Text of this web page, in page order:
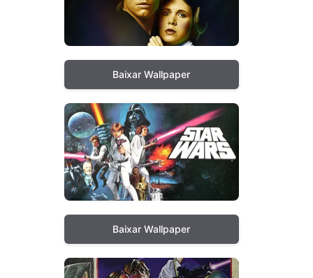
Baixar Wallpaper
Baixar Wallpaper